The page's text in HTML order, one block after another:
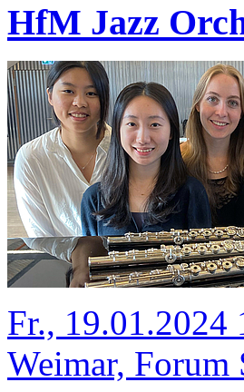
HfM Jazz
Fr., 19.01.2024
Weimar, Forum